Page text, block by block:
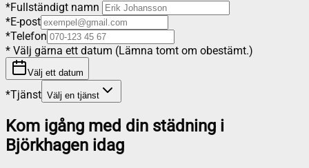
*Fullständigt namn
*E-post
*Telefon
* Välj gärna ett datum (Lämna tomt om obestämt.)
Välj ett datum
*Tjänst Välj en tjänst
Kom igång med din städning i
Björkhagen idag